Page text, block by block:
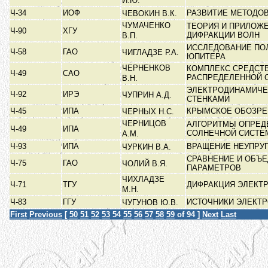
Ч-34
ИОФ ЧЕВОКИН В.К.
РАЗВИТИЕ
Ч-90
ХГУ
ЧУМАЧЕНКО
В.П.
ТЕОРИЯ И
ДИФРАКЦИИ ВОЛН
Ч-58
ГАО ЧИГЛАДЗЕ Р.А.
ИССЛЕДОВАНИЕ
ЮПИТЕРА
Ч-49
САО
ЧЕРНЕНКОВ
В.Н.
КОМПЛЕКС
РАСПРЕДЕЛЕННОЙ
Ч-92
ИРЭ ЧУПРИН А.Д.
СТЕНКАМИ
Ч-45
ИПА ЧЕРНЫХ Н.С.
КРЫМСКОЕ
Ч-49
ИПА
ЧЕРНИЦОВ
А.М.
АЛГОРИТМЫ
СОЛНЕЧНОЙ
Ч-93
ИПА ЧУРКИН В.А.
ВРАЩЕНИЕ
Ч-75
ГАО ЧОЛИЙ В.Я.
СРАВНЕНИЕ И
ПАРАМЕТРОВ
Ч-71
ТГУ
ЧИХЛАДЗЕ
М.Н.
ДИФРАКЦИЯ
Ч-83
ГГУ ЧУГУНОВ Ю.В.
ИСТОЧНИКИ
First Previous [ 50 51 52 53 54 55 56 57 58 59 of 94 ] Next Last